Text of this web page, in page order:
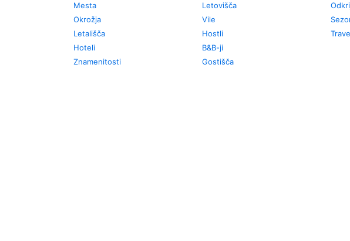
Mesta
Okrožja
Letališča
Hoteli
Znamenitosti
Letovišča
Vile
Hostli
B&B-ji
Gostišča